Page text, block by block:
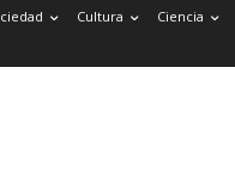
Cultura Ciencia